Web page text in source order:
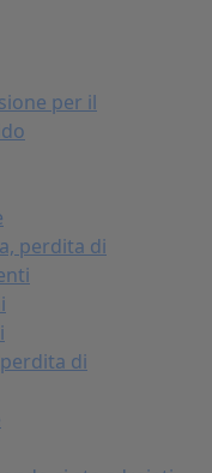
per il
perdita di
di